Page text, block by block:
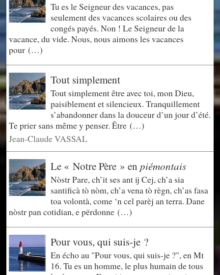
Tu es le Seigneur des vacances, pas
seulement des vacances scolaires ou des
congés payés. Non ! Le Seigneur de la
vacance, du vide. Nous, nous aimons les vacances
pour (…)
Tout simplement
Tout simplement être avec toi, mon Dieu,
paisiblement et silencieux. Tranquillement
s’abandonner dans la douceur d’un jour d’été.
Te prier sans même y penser. Être (…)
Jean-Claude VASSAL
Le « Notre Père » enpiémontais
Nòstr Pare, ch’it ses ant ij Cej, ch’a sia
santificà tò nòm, ch’a vena tò règn, ch’as fasa
toa volontà, come ‘n cel parèj an terra. Dane
nòstr pan cotidian, e përdonne (…)
Pour vous, qui suis-je ?
En écho au "Pour vous, qui suis-je ?", en Mt
16. Tu es un homme, le plus humain de tous